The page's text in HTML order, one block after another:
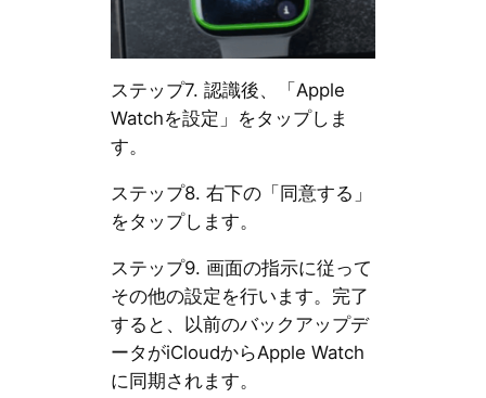
ステップ7. 認識後、「Apple
Watchを設定」をタップしま
す。
ステップ8. 右下の「同意する」
をタップします。
ステップ9. 画面の指示に従って
その他の設定を行います。完了
すると、以前のバックアップデ
ータがiCloudからApple Watch
に同期されます。